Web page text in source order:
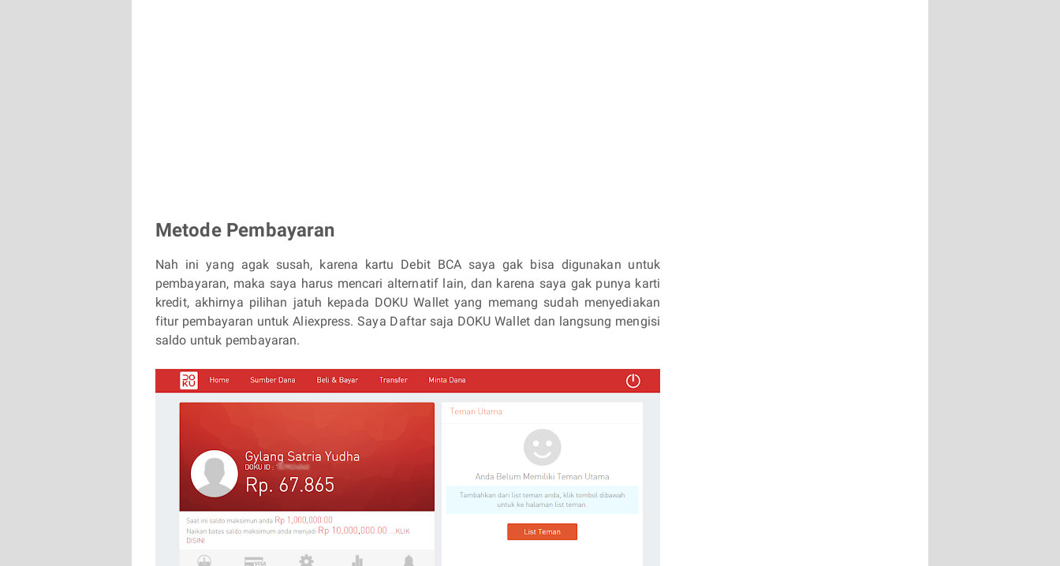
Metode Pembayaran
Nah ini yang agak susah, karena kartu Debit BCA saya gak bisa digunakan untuk
pembayaran, maka saya harus mencari alternatif lain, dan karena saya gak punya karti
kredit, akhirnya pilihan jatuh kepada DOKU Wallet yang memang sudah menyediakan
fitur pembayaran untuk Aliexpress. Saya Daftar saja DOKU Wallet dan langsung mengisi
saldo untuk pembayaran.